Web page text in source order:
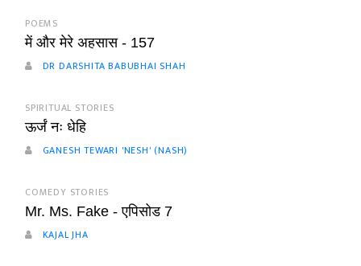
POEMS
में और मेरे अहसास - 157
DR DARSHITA BABUBHAI SHAH
SPIRITUAL STORIES
ऊर्जं नः धेहि
GANESH TEWARI 'NESH' (NASH)
COMEDY STORIES
Mr. Ms. Fake - एपिसोड 7
KAJAL JHA